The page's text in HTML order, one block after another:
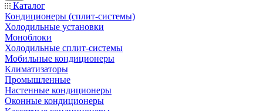
Каталог
Кондиционеры (сплит-системы)
Холодильные установки
Моноблоки
Холодильные сплит-системы
Мобильные кондиционеры
Климатизаторы
Промышленные
Настенные кондиционеры
Оконные кондиционеры